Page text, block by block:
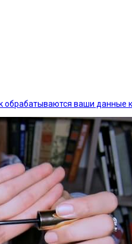
обрабатываются ваши данные